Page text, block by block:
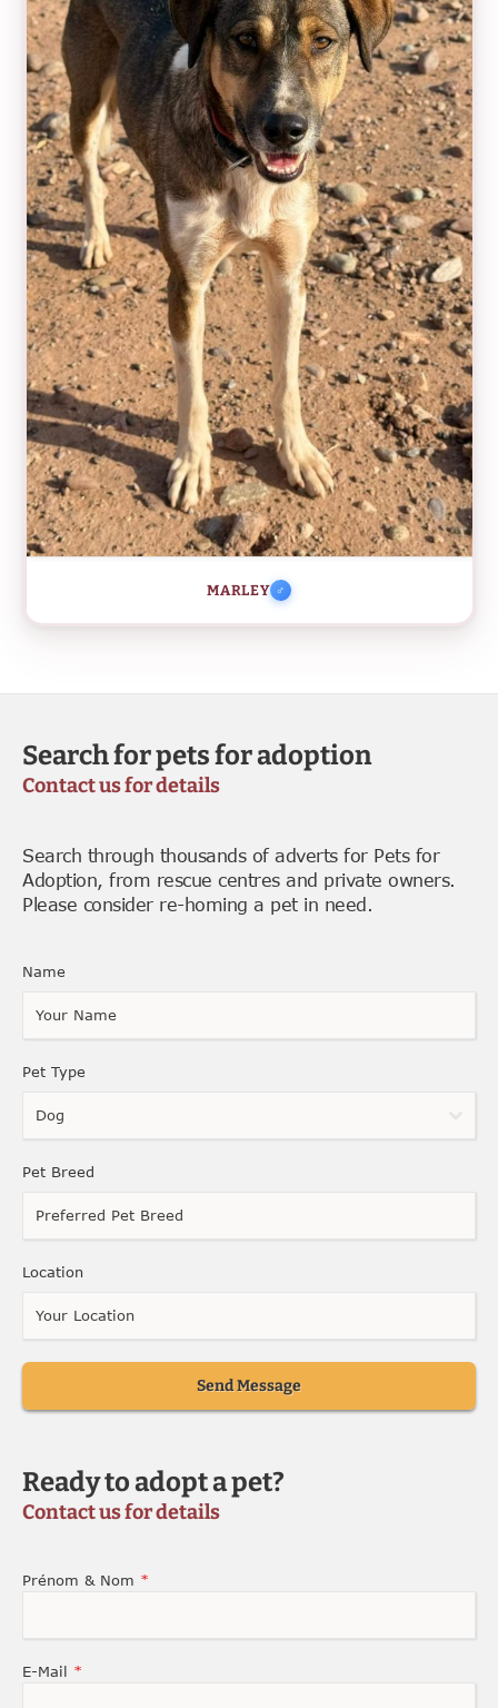
MARLEY
Search for pets for adoption
Contact us for details
Search through thousands of adverts for Pets for
Adoption, from rescue centres and private owners.
Please consider re-homing a pet in need.
Name
Pet Type
Dog
Pet Breed
Location
Send Message
Ready to adopt a pet?
Contact us for details
Prénom & Nom *
E-Mail *